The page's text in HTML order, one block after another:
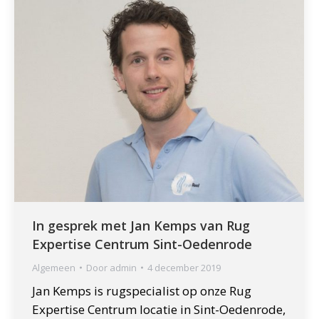
In gesprek met Jan Kemps van Rug
Expertise Centrum Sint-Oedenrode
Algemeen Door admin 4 december 2019
Jan Kemps is rugspecialist op onze Rug
Expertise Centrum locatie in Sint-Oedenrode,